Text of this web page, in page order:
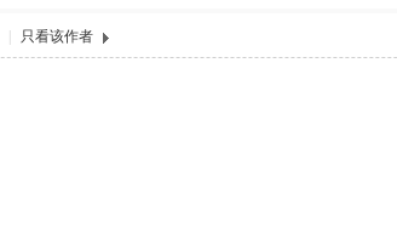
只看该作者